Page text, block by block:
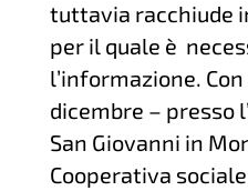
tuttavia racchiude
per il quale è
l’informazione.
dicembre – presso
San Giovanni in
Cooperativa sociale